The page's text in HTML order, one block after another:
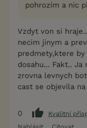
pohrozím a nic
Vzdyt von si
necim jinym a
predmety,ktere
dosahu... Fakt..
zrovna levnych
cast se objevila
0
Kvalitní